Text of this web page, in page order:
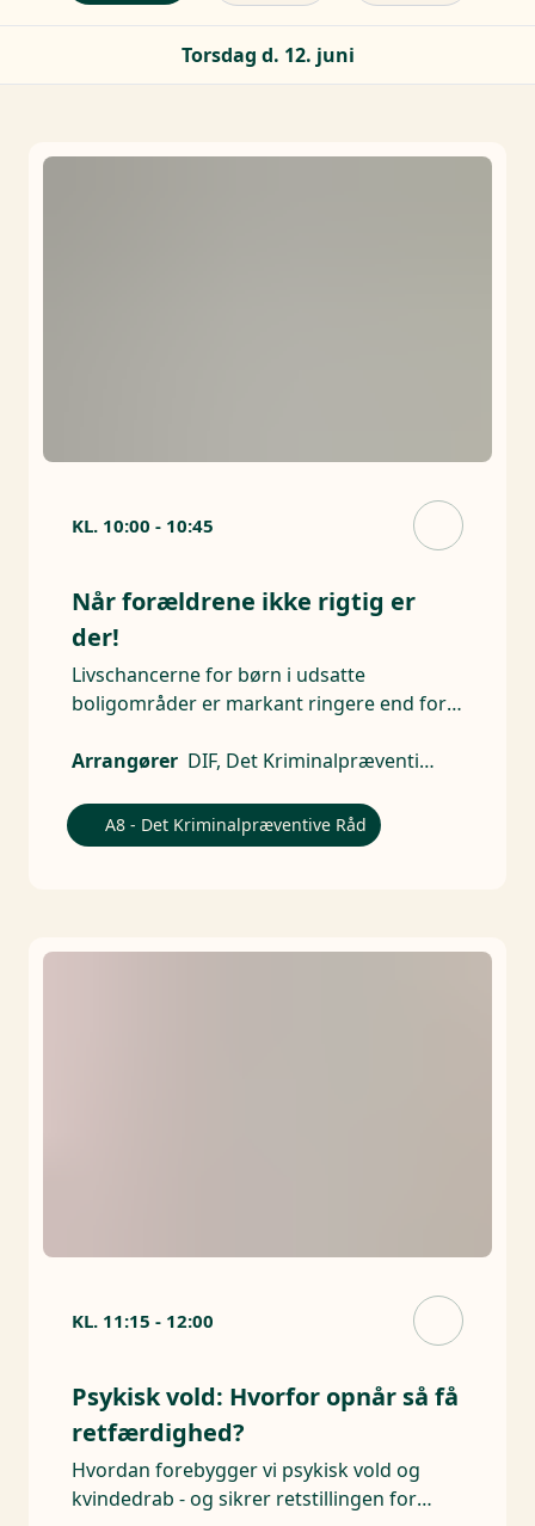
Torsdag d. 12. juni
KL. 10:00 - 10:45
Når forældrene ikke rigtig er
der!
Livschancerne for børn i udsatte
boligområder er markant ringere end for
Arrangører
DIF, Det Kriminalpræventive Råd
A8 - Det Kriminalpræventive Råd
KL. 11:15 - 12:00
Psykisk vold: Hvorfor opnår så få
retfærdighed?
Hvordan forebygger vi psykisk vold og
kvindedrab - og sikrer retstillingen for